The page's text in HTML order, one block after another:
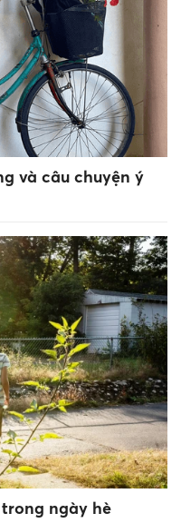
và câu chuyện ý
ngày hè